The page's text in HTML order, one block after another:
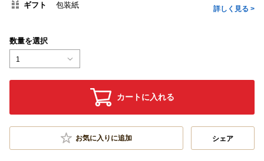
ギフト 包装紙 詳しく見る >
数量を選択
1
カートに入れる
お気に入りに追加 シェア